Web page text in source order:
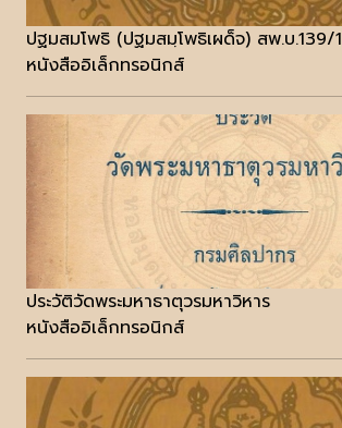
ปฐมสมโพธิ (ปฐมสมฺโพธิเผด็จ) สพ.บ.139/1
หนังสืออิเล็กทรอนิกส์
ประวัติวัดพระมหาธาตุวรมหาวิหาร
หนังสืออิเล็กทรอนิกส์